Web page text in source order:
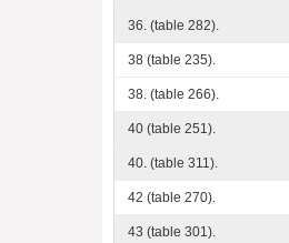
36. (table 282).
38 (table 235).
38. (table 266).
40 (table 251).
40. (table 311).
42 (table 270).
43 (table 301).